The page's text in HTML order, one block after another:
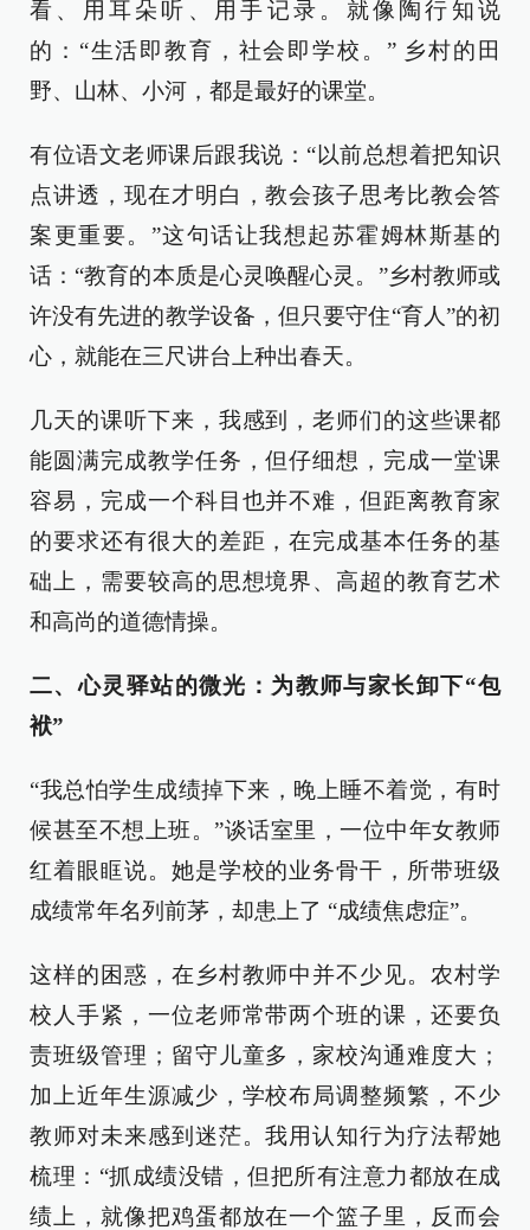
看、用耳朵听、用手记录。就像陶行知说
的：“生活即教育，社会即学校。” 乡村的田
野、山林、小河，都是最好的课堂。
有位语文老师课后跟我说：“以前总想着把知识
点讲透，现在才明白，教会孩子思考比教会答
案更重要。”这句话让我想起苏霍姆林斯基的
话：“教育的本质是心灵唤醒心灵。”乡村教师或
许没有先进的教学设备，但只要守住“育人”的初
心，就能在三尺讲台上种出春天。
几天的课听下来，我感到，老师们的这些课都
能圆满完成教学任务，但仔细想，完成一堂课
容易，完成一个科目也并不难，但距离教育家
的要求还有很大的差距，在完成基本任务的基
础上，需要较高的思想境界、高超的教育艺术
和高尚的道德情操。
二、心灵驿站的微光：为教师与家长卸下“包
袱”
“我总怕学生成绩掉下来，晚上睡不着觉，有时
候甚至不想上班。”谈话室里，一位中年女教师
红着眼眶说。她是学校的业务骨干，所带班级
成绩常年名列前茅，却患上了 “成绩焦虑症”。
这样的困惑，在乡村教师中并不少见。农村学
校人手紧，一位老师常带两个班的课，还要负
责班级管理；留守儿童多，家校沟通难度大；
加上近年生源减少，学校布局调整频繁，不少
教师对未来感到迷茫。我用认知行为疗法帮她
梳理：“抓成绩没错，但把所有注意力都放在成
绩上，就像把鸡蛋都放在一个篮子里，反而会